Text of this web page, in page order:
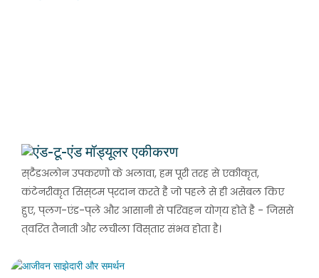
एंड-टू-एंड मॉड्यूलर एकीकरण
स्टैंडअलोन उपकरणों के अलावा, हम पूरी तरह से एकीकृत,
कंटेनरीकृत सिस्टम प्रदान करते हैं जो पहले से ही असेंबल किए
हुए, प्लग-एंड-प्ले और आसानी से परिवहन योग्य होते हैं - जिससे
त्वरित तैनाती और लचीला विस्तार संभव होता है।